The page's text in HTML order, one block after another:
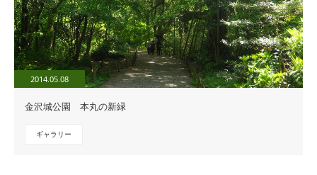
2014.05.08
金沢城公園 本丸の新緑
ギャラリー